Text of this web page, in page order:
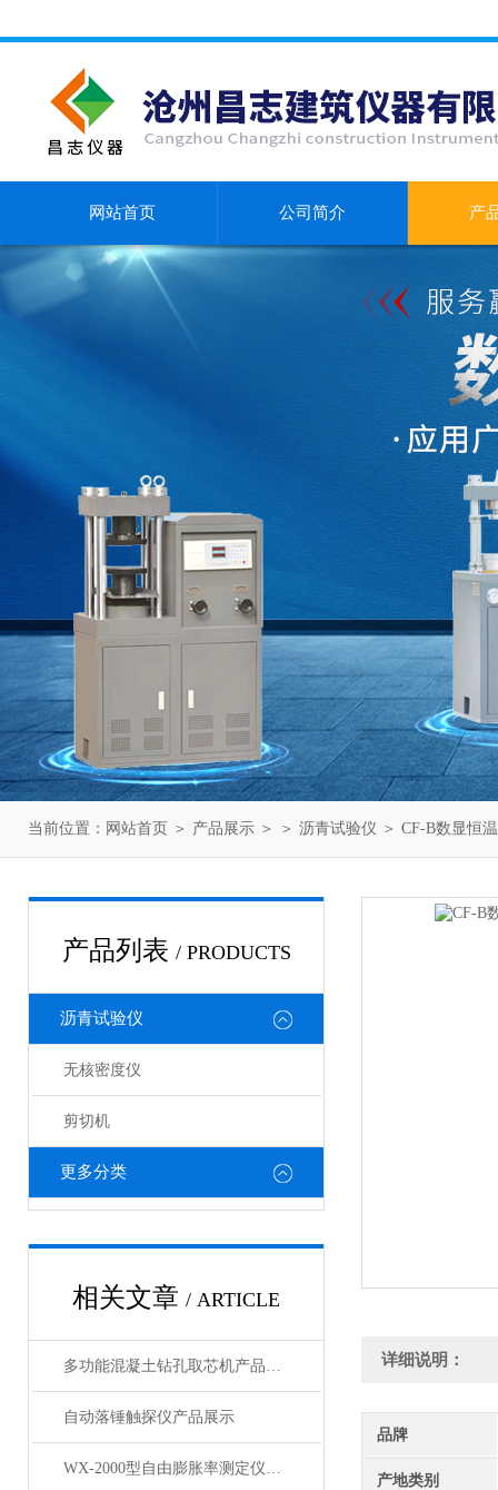
网站首页 公司简介 产
当前位置： 网站首页 ＞ 产品展示 ＞ ＞ 沥青试验仪 ＞ CF-B数显恒
产品列表 / PRODUCTS
沥青试验仪
无核密度仪
剪切机
更多分类
相关文章 / ARTICLE
多功能混凝土钻孔取芯机产品展示
自动落锤触探仪产品展示
WX-2000型自由膨胀率测定仪产品展示
详细说明：
品牌
产地类别